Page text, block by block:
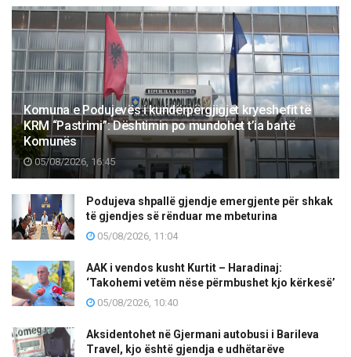
Komuna e Podujevës i kundërpërgjigjet kryeshefit të
KRM “Pastrimi”: Dështimin po mundohet t’ia bartë
Komunës
05/08/2026, 16:45
Podujeva shpallë gjendje emergjente për shkak
të gjendjes së rënduar me mbeturina
05/08/2026, 11:04
AAK i vendos kusht Kurtit – Haradinaj:
‘Takohemi vetëm nëse përmbushet kjo kërkesë’
05/08/2026, 10:40
Aksidentohet në Gjermani autobusi i Barileva
Travel, kjo është gjendja e udhëtarëve